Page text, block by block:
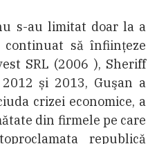
s-au limitat doar la a
să înființeze
SRL (2006 ), Sheriff
și 2013, Guşan a
crizei economice, a
din firmele pe care
republică